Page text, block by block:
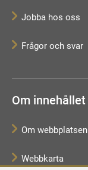
Jobba hos oss
Frågor och svar
Om innehållet
Om webbplatsen
Webbkarta